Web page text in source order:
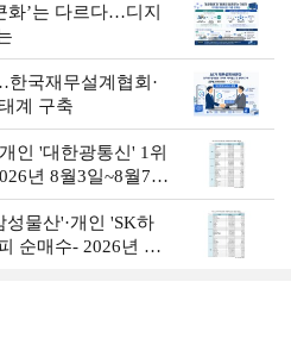
화’는 다르다…디지
국재무설계협회·
계 구축
인 '대한광통신' 1위
년 8월3일~8월7
성물산'·개인 'SK하
순매수- 2026년 8